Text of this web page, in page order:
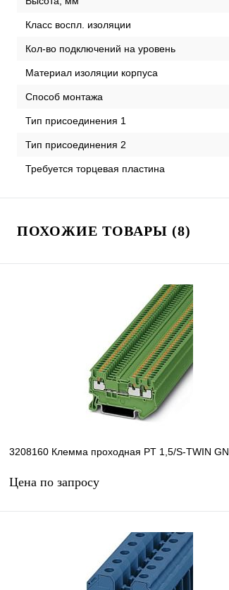
Класс воспл. изоляции
Кол-во подключений на уровень
Материал изоляции корпуса
Способ монтажа
Тип присоединения 1
Тип присоединения 2
Требуется торцевая пластина
ПОХОЖИЕ ТОВАРЫ (8)
3208160 Клемма проходная PT 1,5/S-TWIN GN
Цена по запросу
Запросить цену
Сравнение